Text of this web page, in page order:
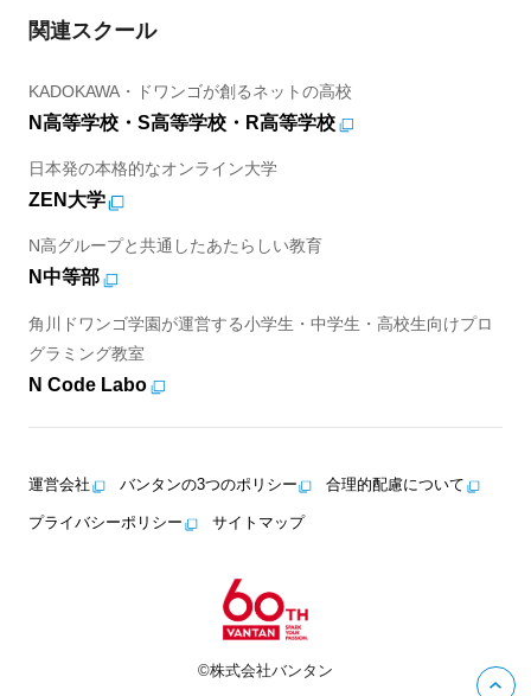
関連スクール
KADOKAWA・ドワンゴが創るネットの高校
N高等学校・S高等学校・R高等学校
日本発の本格的なオンライン大学
ZEN大学
N高グループと共通したあたらしい教育
N中等部
角川ドワンゴ学園が運営する小学生・中学生・高校生向けプロ
グラミング教室
N Code Labo
運営会社 バンタンの3つのポリシー 合理的配慮について
プライバシーポリシー サイトマップ
©株式会社バンタン